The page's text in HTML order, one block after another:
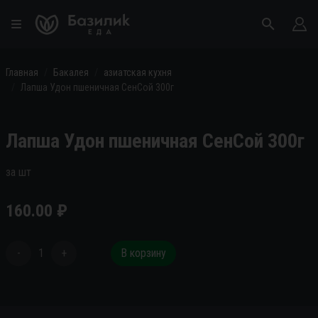
Главная Бакалея
азиатская кухня
Лапша Удон пшеничная СенСой 300г
Лапша Удон пшеничная СенСой 300г
за шт
160.00 ₽
- 1 + В корзину